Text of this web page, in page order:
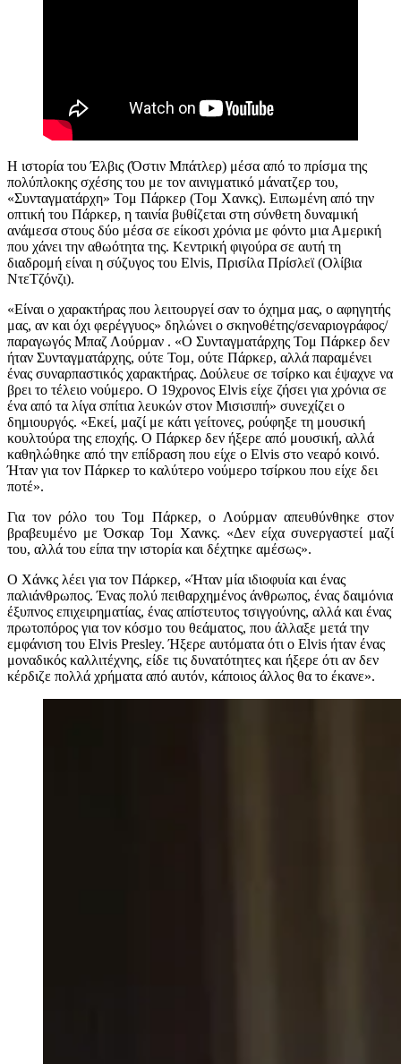
Η ιστορία τουΈλβις (Όστιν Μπάτλερ) μέσα από το πρίσμα της
πολύπλοκης σχέσης του με τον αινιγματικό μάνατζερ του,
«Συνταγματάρχη» Τομ Πάρκερ (Τομ Χανκς). Ειπωμένη από την
οπτική του Πάρκερ, η ταινία βυθίζεται στη σύνθετη δυναμική
ανάμεσα στους δύο μέσα σε είκοσι χρόνια με φόντο μια Αμερική
που χάνει την αθωότητα της. Κεντρική φιγούρα σε αυτή τη
διαδρομή είναι η σύζυγος του Elvis, Πρισίλα Πρίσλεϊ(Ολίβια
ΝτεΤζόνζι).
«Είναι ο χαρακτήρας που λειτουργεί σαν το όχημα μας, ο αφηγητής
μας, αν και όχι φερέγγυος» δηλώνει ο σκηνοθέτης/σεναριογράφος/
παραγωγός Μπαζ Λούρμαν . «Ο Συνταγματάρχης Τομ Πάρκερ δεν
ήταν Συνταγματάρχης, ούτε Τομ, ούτε Πάρκερ, αλλά παραμένει
ένας συναρπαστικός χαρακτήρας. Δούλευε σε τσίρκο και έψαχνε να
βρει το τέλειο νούμερο. Ο 19χρονος Elvis είχε ζήσει για χρόνια σε
ένα από τα λίγα σπίτια λευκών στον Μισισιπή» συνεχίζει ο
δημιουργός. «Εκεί, μαζί με κάτι γείτονες, ρούφηξε τη μουσική
κουλτούρα της εποχής. Ο Πάρκερ δεν ήξερε από μουσική, αλλά
καθηλώθηκε από την επίδραση που είχε ο Elvis στο νεαρό κοινό.
Ήταν για τον Πάρκερ το καλύτερο νούμερο τσίρκου που είχε δει
ποτέ».
Για τον ρόλο του Τομ Πάρκερ, ο Λούρμαν απευθύνθηκε στον
βραβευμένο με Όσκαρ Τομ Χανκς. «Δεν είχα συνεργαστεί μαζί
του, αλλά του είπα την ιστορία και δέχτηκε αμέσως».
Ο Χάνκς λέει για τον Πάρκερ, «Ήταν μία ιδιοφυία και ένας
παλιάνθρωπος. Ένας πολύ πειθαρχημένος άνθρωπος, ένας δαιμόνια
έξυπνος επιχειρηματίας, ένας απίστευτος τσιγγούνης, αλλά και ένας
πρωτοπόρος για τον κόσμο του θεάματος, που άλλαξε μετά την
εμφάνιση του Elvis Presley. Ήξερε αυτόματα ότι ο Elvis ήταν ένας
μοναδικός καλλιτέχνης, είδε τις δυνατότητες και ήξερε ότι αν δεν
κέρδιζε πολλά χρήματα από αυτόν, κάποιος άλλος θα το έκανε».